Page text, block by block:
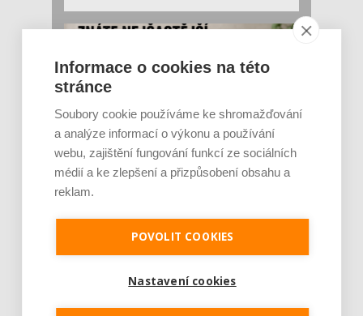
Je jen pro sportovce, přiberu po něm a ve
stravě ho mám dostatek. Znáte nejčastějš [...]
v oblasti zdraví, výživy i dlouhověkosti. Přesto
se o ně...
Informace o cookies na této
stránce
Soubory cookie používáme ke shromažďování
a analýze informací o výkonu a používání
webu, zajištění fungování funkcí ze sociálních
médií a ke zlepšení a přizpůsobení obsahu a
reklam.
POVOLIT COOKIES
Nastavení cookies